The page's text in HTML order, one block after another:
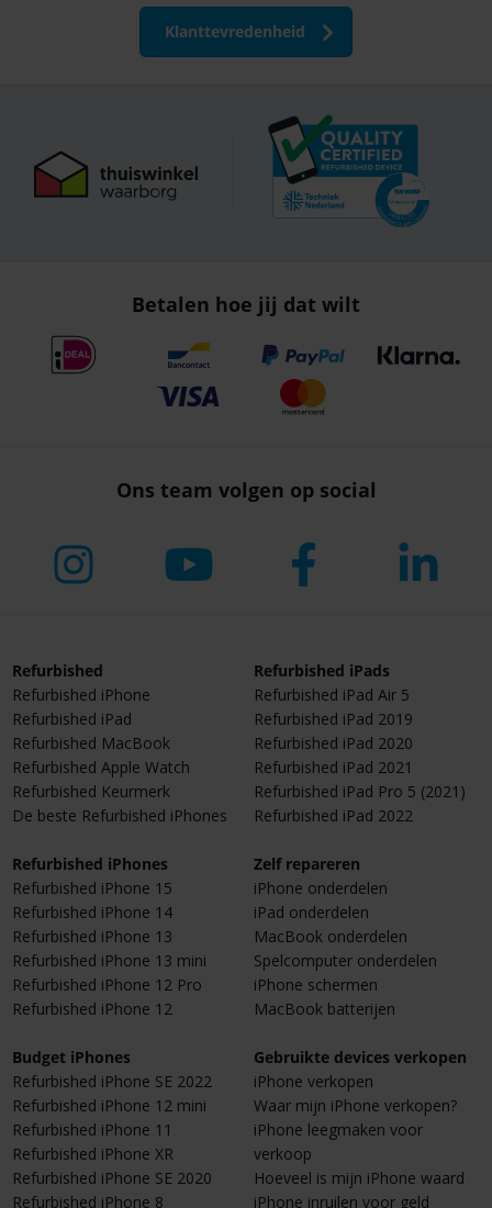
Klanttevredenheid
Betalen hoe jij dat wilt
Ons team volgen op social
Refurbished
Refurbished iPhone
Refurbished iPad
Refurbished MacBook
Refurbished Apple Watch
Refurbished Keurmerk
De beste Refurbished iPhones
Refurbished iPhones
Refurbished iPhone 15
Refurbished iPhone 14
Refurbished iPhone 13
Refurbished iPhone 13 mini
Refurbished iPhone 12 Pro
Refurbished iPhone 12
Budget iPhones
Refurbished iPhone SE 2022
Refurbished iPhone 12 mini
Refurbished iPhone 11
Refurbished iPhone XR
Refurbished iPhone SE 2020
Refurbished iPhone 8
Refurbished iPads
Refurbished iPad Air 5
Refurbished iPad 2019
Refurbished iPad 2020
Refurbished iPad 2021
Refurbished iPad Pro 5 (2021)
Refurbished iPad 2022
Zelf repareren
iPhone onderdelen
iPad onderdelen
MacBook onderdelen
Spelcomputer onderdelen
iPhone schermen
MacBook batterijen
Gebruikte devices verkopen
iPhone verkopen
Waar mijn iPhone verkopen?
iPhone leegmaken voor
verkoop
Hoeveel is mijn iPhone waard
iPhone inruilen voor geld